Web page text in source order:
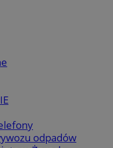
odpadów